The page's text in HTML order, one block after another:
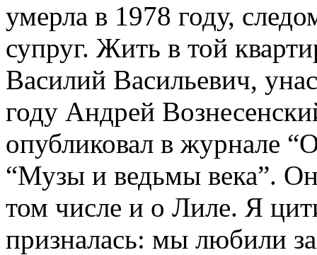
умерла в 1978 году,
супруг. Жить в той
Василий Васильевич,
году Андрей
опубликовал в журнале
“Музы и ведьмы века”.
том числе и о Лиле. Я
призналась: мы любили